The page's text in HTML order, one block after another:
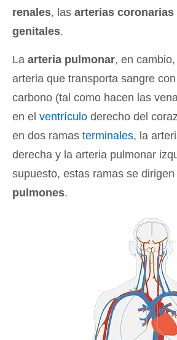
renales, las arterias coronarias
genitales.
La arteria pulmonar, en
arteria que transporta sangre
carbono (tal como hacen las
en el ventrículo derecho del
en dos ramas terminales, la
derecha y la arteria pulmonar
supuesto, estas ramas se
pulmones.